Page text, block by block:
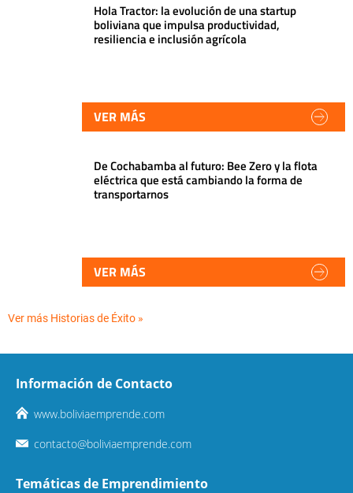
Hola Tractor: la evolución de una startup
boliviana que impulsa productividad,
resiliencia e inclusión agrícola
VER MÁS
De Cochabamba al futuro: Bee Zero y la flota
eléctrica que está cambiando la forma de
transportarnos
VER MÁS
Ver más Historias de Éxito »
Información de Contacto
www.boliviaemprende.com
contacto@boliviaemprende.com
Temáticas de Emprendimiento